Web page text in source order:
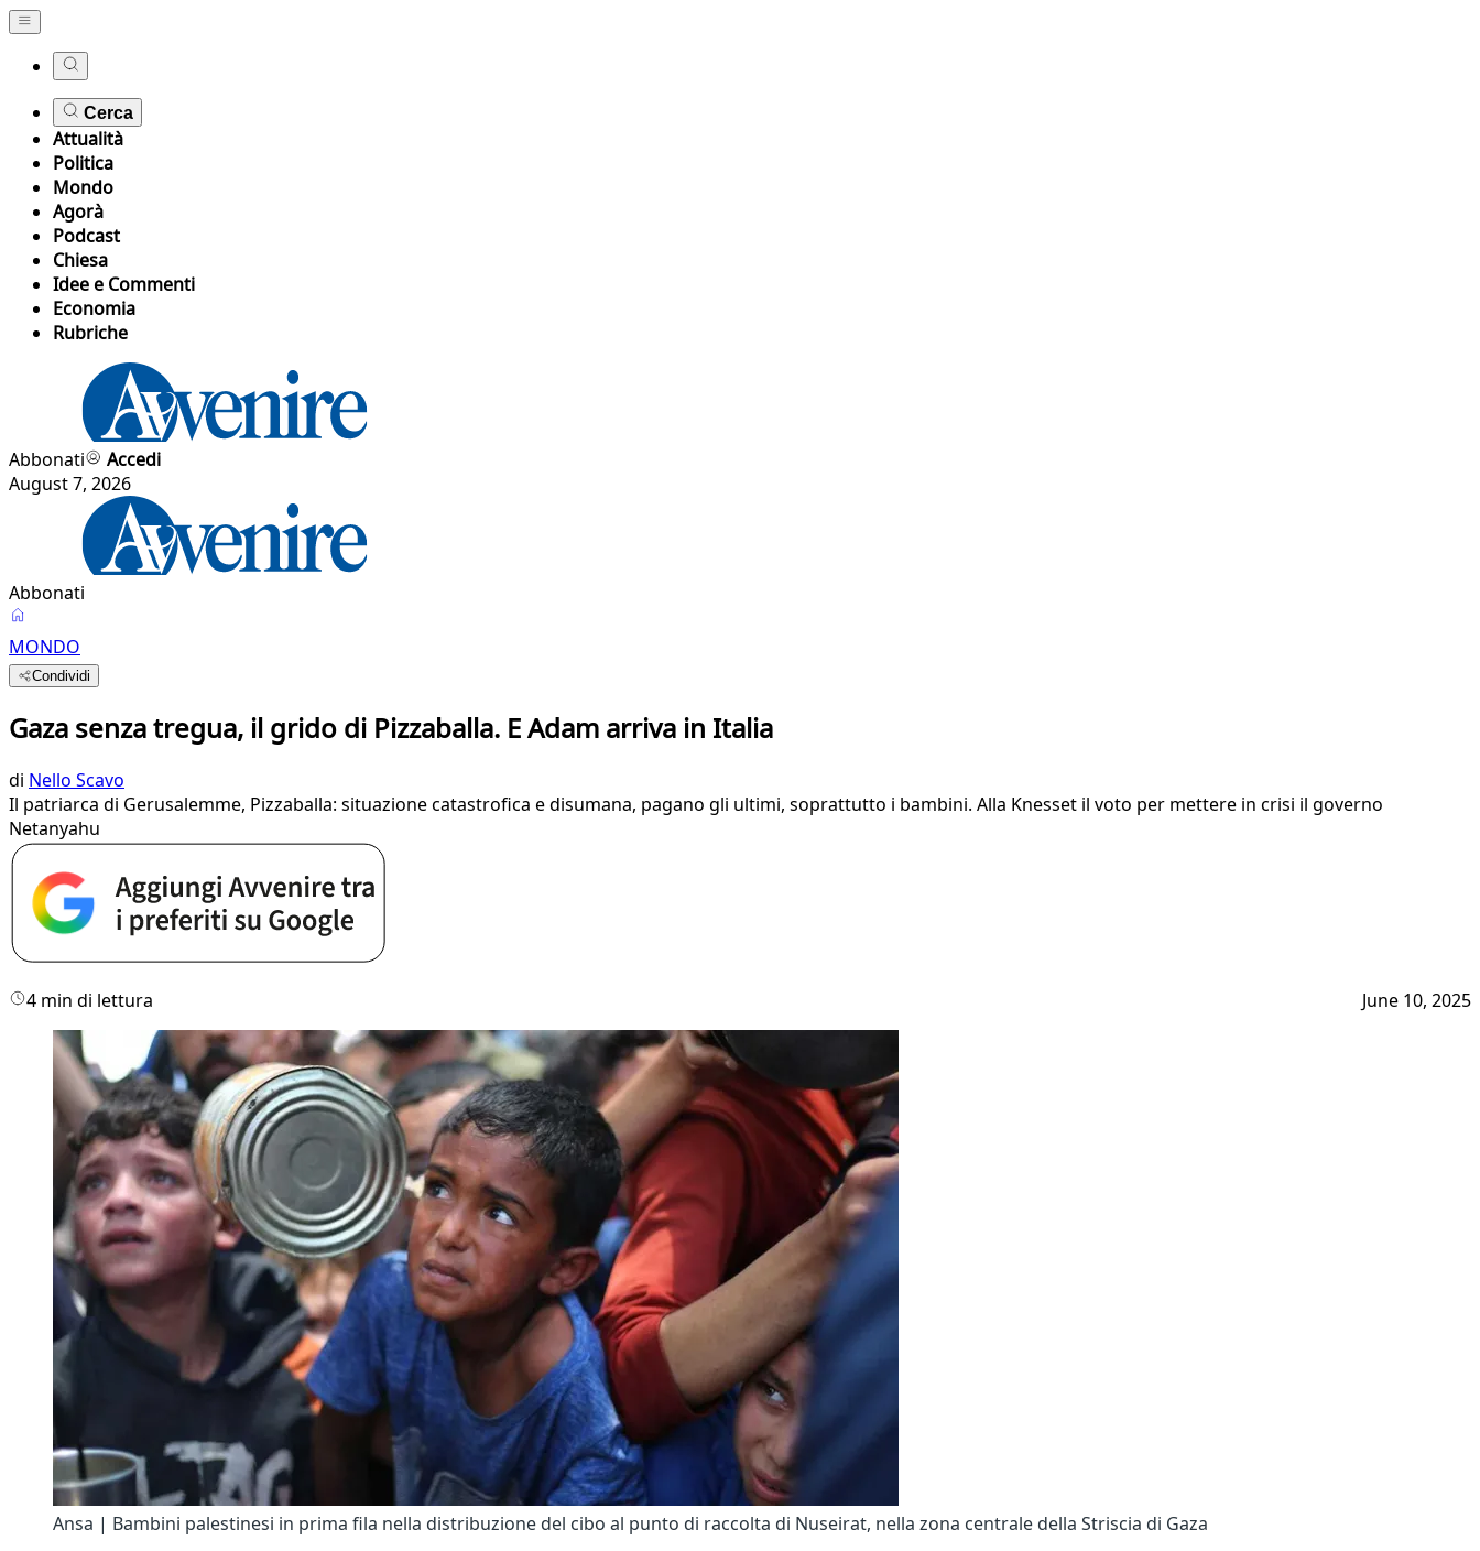
Cerca
Attualità
Politica
Mondo
Agorà
Podcast
Chiesa
Idee e Commenti
Economia
Rubriche
Abbonati
Accedi
August 7, 2026
Abbonati
MONDO
Condividi
Gaza senza tregua, il grido di Pizzaballa. E Adam arriva in Italia
di Nello Scavo
Il patriarca di Gerusalemme, Pizzaballa: situazione catastrofica e disumana, pagano gli ultimi, soprattutto i bambini. Alla Knesset il voto per mettere in crisi il governo
Netanyahu
4 min di lettura June 10, 2025
Ansa | Bambini palestinesi in prima fila nella distribuzione del cibo al punto di raccolta di Nuseirat, nella zona centrale della Striscia di Gaza